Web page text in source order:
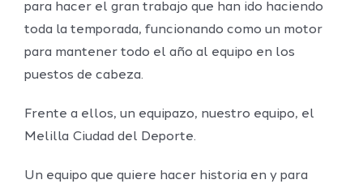
para hacer el gran trabajo que han ido haciendo
toda la temporada, funcionando como un motor
para mantener todo el año al equipo en los
puestos de cabeza.
Frente a ellos, un equipazo, nuestro equipo, el
Melilla Ciudad del Deporte.
Un equipo que quiere hacer historia en y para